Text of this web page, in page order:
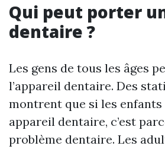
Qui peut porter
dentaire ?
Les gens de tous les âges
l’appareil dentaire. Des
montrent que si les
appareil dentaire, c’est
problème dentaire. Les